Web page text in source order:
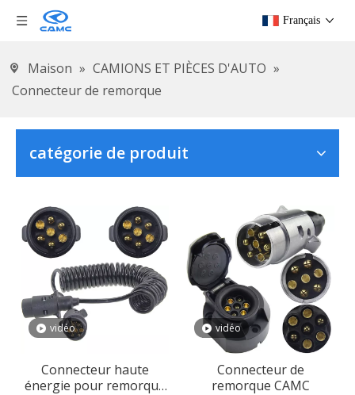
Français
Maison » CAMIONS ET PIÈCES D'AUTO »
Connecteur de remorque
catégorie de produit
vidéo
Connecteur haute
énergie pour remorque
vidéo
Connecteur de
remorque CAMC